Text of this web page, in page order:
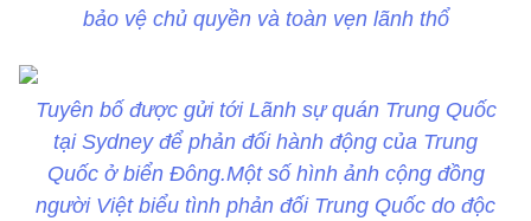
bảo vệ chủ quyền và toàn vẹn lãnh thổ
Tuyên bố được gửi tới Lãnh sự quán Trung Quốc
tại Sydney để phản đối hành động của Trung
Quốc ở biển Đông.Một số hình ảnh cộng đồng
người Việt biểu tình phản đối Trung Quốc do độc